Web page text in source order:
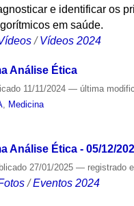
e identificar os
em saúde.
/Vídeos 2024
Análise Ética
11/11/2024— última
Medicina
Análise Ética - 05/12/
27/01/2025— registrado
/Eventos 2024